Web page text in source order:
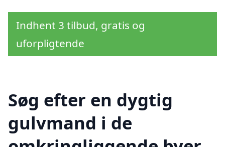
Indhent 3 tilbud, gratis og
uforpligtende
Søg efter en dygtig
gulvmand i de